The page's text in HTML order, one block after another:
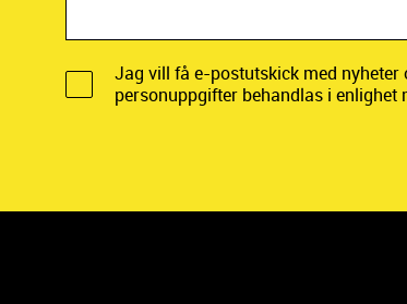
Jag vill få e-postutskick med
personuppgifter behandlas i enlighet